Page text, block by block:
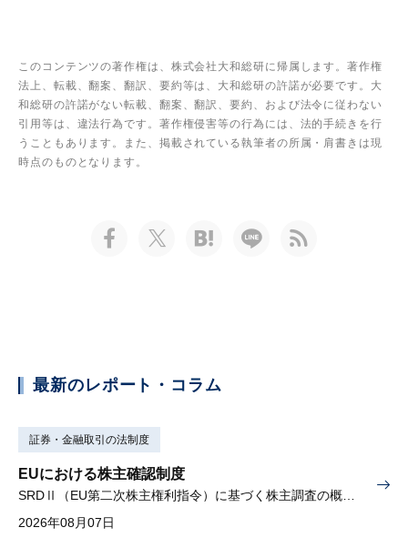
このコンテンツの著作権は、株式会社大和総研に帰属します。著作権
法上、転載、翻案、翻訳、要約等は、大和総研の許諾が必要です。大
和総研の許諾がない転載、翻案、翻訳、要約、および法令に従わない
引用等は、違法行為です。著作権侵害等の行為には、法的手続きを行
うこともあります。また、掲載されている執筆者の所属・肩書きは現
時点のものとなります。
最新のレポート・コラム
証券・金融取引の法制度
EUにおける株主確認制度
2026年08月07日